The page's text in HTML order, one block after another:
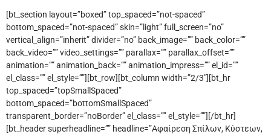
[bt_section layout=”boxed” top_spaced=”not-spaced”
bottom_spaced=”not-spaced” skin=”light” full_screen=”no”
vertical_align=”inherit” divider=”no” back_image=”” back_color=””
back_video=”” video_settings=”” parallax=”” parallax_offset=””
animation=”” animation_back=”” animation_impress=”” el_id=””
el_class=”” el_style=””][bt_row][bt_column width=”2/3″][bt_hr
top_spaced=”topSmallSpaced”
bottom_spaced=”bottomSmallSpaced”
transparent_border=”noBorder” el_class=”” el_style=””][/bt_hr]
[bt_header superheadline=”” headline=”Αφαίρεση Σπίλων, Κύστεων,